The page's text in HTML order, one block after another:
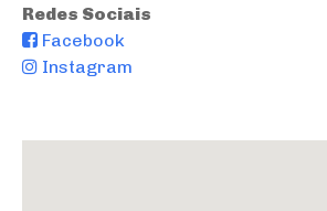
Redes Sociais
Facebook
Instagram